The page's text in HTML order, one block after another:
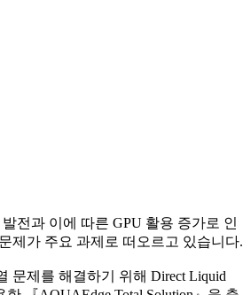
전과 이에 따른 GPU 활용 증가로 인
제가 주요 과제로 떠오르고 있습니다.
문제를 해결하기 위해 Direct Liquid